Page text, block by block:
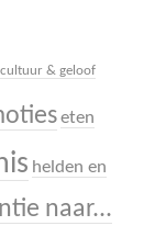
cultuur & geloof
eten
helden en
naar...